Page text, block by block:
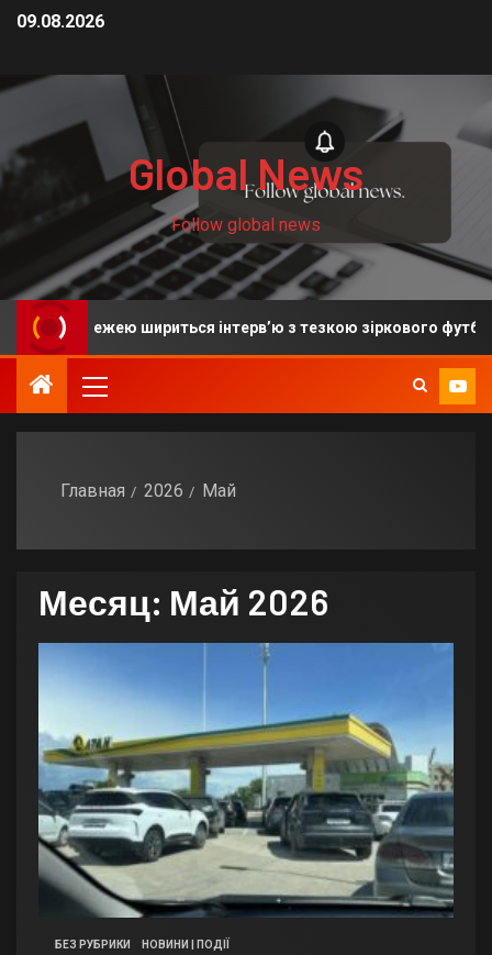
09.08.2026
Global News
Follow global news
шириться інтерв’ю з тезкою зіркового футболіста
Главная 2026 Май
Месяц: Май 2026
БЕЗ РУБРИКИ НОВИНИ | ПОДІЇ